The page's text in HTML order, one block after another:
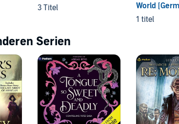
3 Titel
World
1 titel
Serien